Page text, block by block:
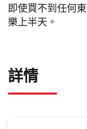
即使買不到任何
樂上半天。
詳情